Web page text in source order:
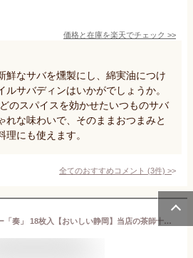
価格と在庫を楽天でチェック >>
鮮なサバを燻製にし、綿実油につけ
サバディンはいかがでしょうか。
のスパイスを効かせたいつものサバ
れな味わいで、そのままおつまみと
理にも使えます。
全てのおすすめコメント (3件) >
静岡深むし茶クッキー「奏」 18枚入【おいしい静岡】当店の茶師十段 藤田浩介が厳選した深むし茶「謹」の茶葉をクッキー生地に練り込み、ホワイトチョコをサンドしたチョコサンドクッキーです！